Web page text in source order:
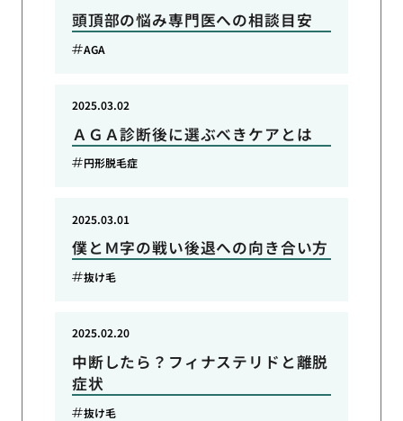
頭頂部の悩み専門医への相談目安
AGA
ＡＧＡ診断後に選ぶべきケアとは
2025.03.02
円形脱毛症
僕とＭ字の戦い後退への向き合い方
2025.03.01
抜け毛
中断したら？フィナステリドと離脱
症状
2025.02.20
抜け毛